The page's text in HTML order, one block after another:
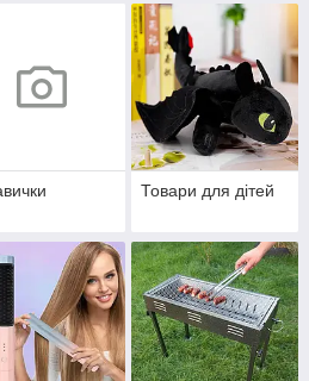
Товари для дітей